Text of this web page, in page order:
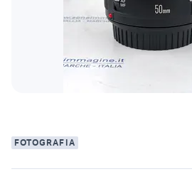
FOTOGRAFIA